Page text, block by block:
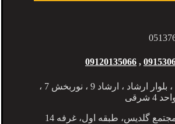
,
09120135066
دفتر مرکزی: مشهد ، بلوار ارشاد ، ارشاد 9 ، نوربخش 7 ،
گلدیس، طبقه اول، غرفه 14